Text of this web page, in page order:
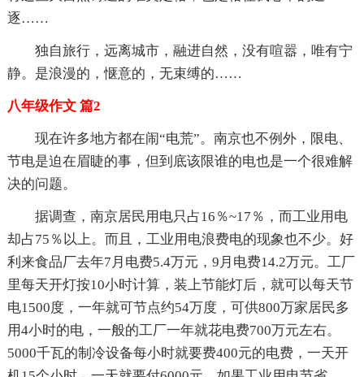
逐……
独自旅行，远离城市，融进自然，没有喧嚣，唯有宁
静。是浪漫的，惬意的，无束缚的……
八年级作文 篇2
现在许多地方都在闹“电荒”。南京也不例外，限电、
节电是迫在眉睫的事，但到底该限谁的电也是一个很难解
决的问题。
据调查，南京居民用电只占16％~17％，而工业用电
却占75％以上。而且，工业用电浪费电的现象也不少。好
利来食品厂去年7月电费5.4万元，9月电费14.2万元。工厂
里每天开灯按10小时计算，装上节能灯后，就可以每天节
电1500度，一年就可节点约54万度，可供800万家居民多
用4小时的电，一般的工厂一年就花电费700万元左右。
5000千瓦的制冷设备每小时就要费400元的电费，一天开